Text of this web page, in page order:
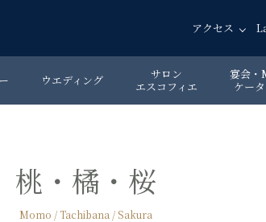
アクセス
ウエディング
サロン
エスコフィエ
宴会・
ケー
桃・橘・桜
Momo / Tachibana / Sakura